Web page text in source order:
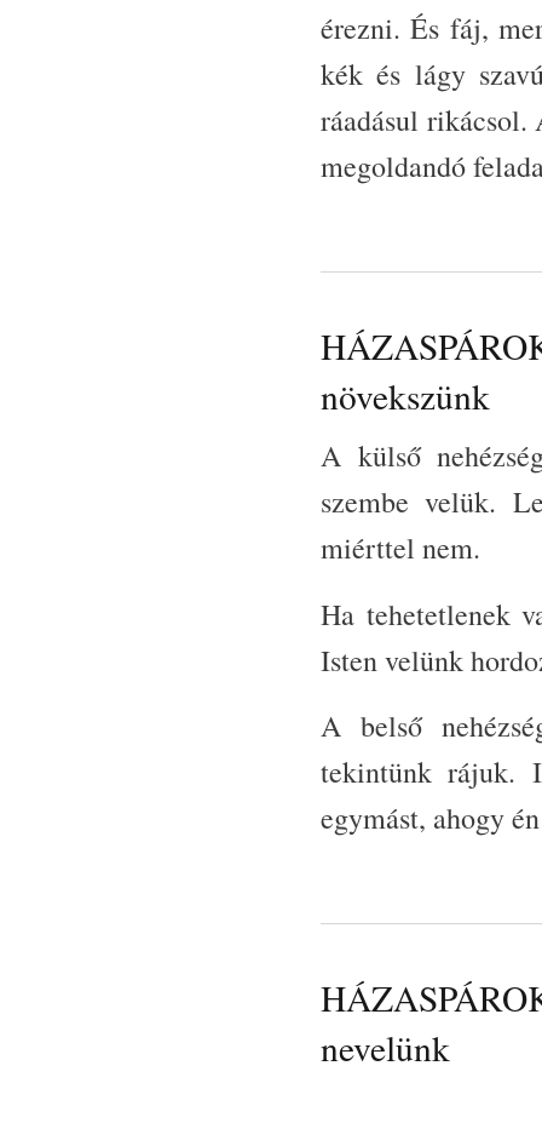
érezni. És fáj,
kék és lágy
ráadásul rikácsol.
megoldandó
növekszünk
A külső
szembe velük.
miérttel nem.
Ha tehetetlenek
Isten velünk
A belső
tekintünk rájuk.
egymást, ahogy
nevelünk